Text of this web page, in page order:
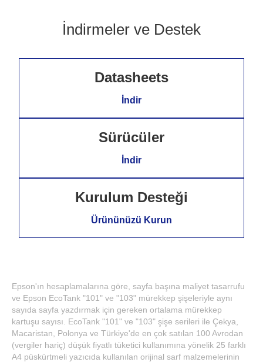
İndirmeler ve Destek
Datasheets
İndir
Sürücüler
İndir
Kurulum Desteği
Ürününüzü Kurun
Epson'ın hesaplamalarına göre, sayfa başına maliyet tasarrufu
ve Epson EcoTank "101" ve "103" mürekkep şişeleriyle aynı
sayıda sayfa yazdırmak için gereken ortalama mürekkep
kartuşu sayısı. EcoTank "101" ve "103" şişe serileri ile Çekya,
Macaristan, Polonya ve Türkiye'de en çok satılan 100 Avrodan
(vergiler hariç) düşük fiyatlı tüketici kullanımına yönelik 25 farklı
A4 püskürtmeli yazıcıda kullanılan orijinal sarf malzemelerinin